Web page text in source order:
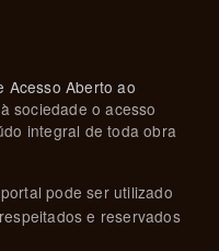
Acesso Aberto ao
sociedade o acesso
integral de toda obra
pode ser utilizado
e reservados